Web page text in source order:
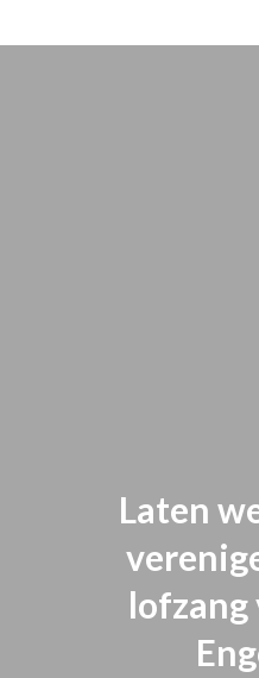
Laten
lofzang